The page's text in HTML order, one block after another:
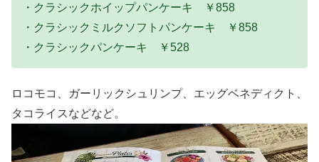
・クラシックホイップパンケーキ ￥858
・クラシックミルクソフトパンケーキ ￥858
・クラシックパンケーキ ￥528
ロコモコ、ガーリックシュリンプ、エッグベネディクト、
タコライスなどなど。